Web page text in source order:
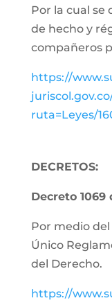
Por la cual se
de hecho y
compañeros
https://
ruta=Leyes/
DECRETOS:
Decreto 1069
Por medio
Único
del Derecho.
https://